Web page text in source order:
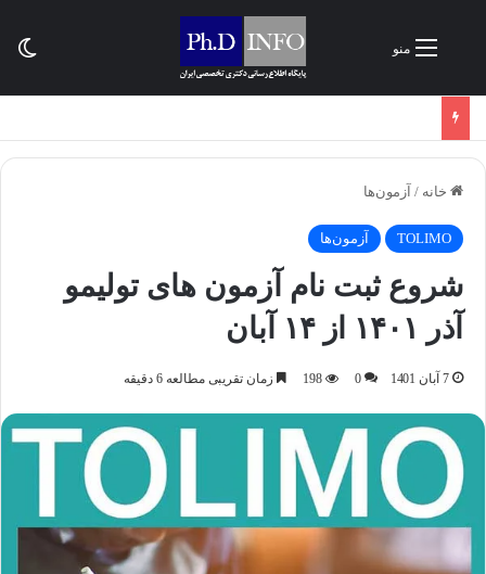
منو
خانه / آزمون‌ها
TOLIMO آزمون‌ها
شروع ثبت نام آزمون های تولیمو
آذر ۱۴۰۱ از ۱۴ آبان
7 آبان 1401 0
198 زمان تقریبی مطالعه 6 دقیقه